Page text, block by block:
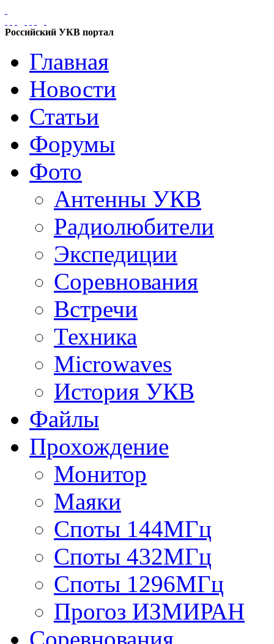
Российский УКВ портал
Главная
Новости
Статьи
Форумы
Фото
Антенны УКВ
Радиолюбители
Экспедиции
Соревнования
Встречи
Техника
Microwaves
История УКВ
Файлы
Прохождение
Монитор
Маяки
Споты 144МГц
Споты 432МГц
Споты 1296МГц
Прогоз ИЗМИРАН